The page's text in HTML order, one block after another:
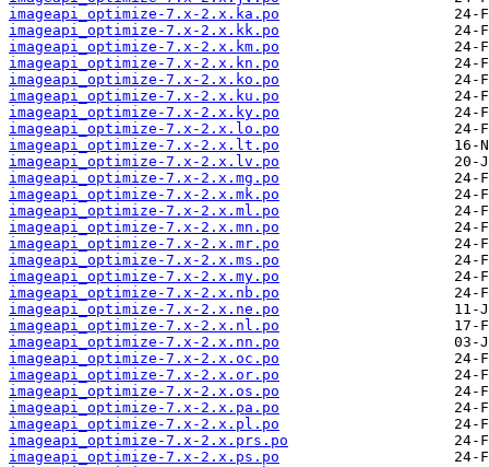
imageapi_optimize-7.x-2.x.ka.po
imageapi_optimize-7.x-2.x.kk.po
imageapi_optimize-7.x-2.x.km.po
imageapi_optimize-7.x-2.x.kn.po
imageapi_optimize-7.x-2.x.ko.po
imageapi_optimize-7.x-2.x.ku.po
imageapi_optimize-7.x-2.x.ky.po
imageapi_optimize-7.x-2.x.lo.po
imageapi_optimize-7.x-2.x.lt.po
imageapi_optimize-7.x-2.x.lv.po
imageapi_optimize-7.x-2.x.mg.po
imageapi_optimize-7.x-2.x.mk.po
imageapi_optimize-7.x-2.x.ml.po
imageapi_optimize-7.x-2.x.mn.po
imageapi_optimize-7.x-2.x.mr.po
imageapi_optimize-7.x-2.x.ms.po
imageapi_optimize-7.x-2.x.my.po
imageapi_optimize-7.x-2.x.nb.po
imageapi_optimize-7.x-2.x.ne.po
imageapi_optimize-7.x-2.x.nl.po
imageapi_optimize-7.x-2.x.nn.po
imageapi_optimize-7.x-2.x.oc.po
imageapi_optimize-7.x-2.x.or.po
imageapi_optimize-7.x-2.x.os.po
imageapi_optimize-7.x-2.x.pa.po
imageapi_optimize-7.x-2.x.pl.po
imageapi_optimize-7.x-2.x.prs.po
imageapi_optimize-7.x-2.x.ps.po